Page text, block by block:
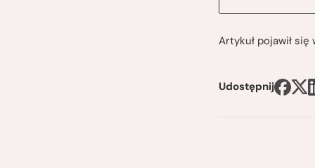
Artykuł pojawił
Udostępnij